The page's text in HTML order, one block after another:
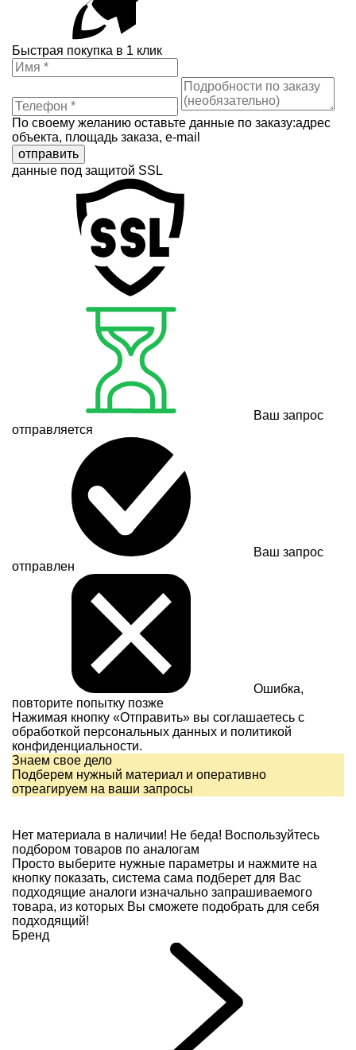
Быстрая покупка в 1 клик
По своему желанию оставьте данные по заказу:адрес
объекта, площадь заказа, e-mail
отправить
данные под защитой SSL
Ваш запрос
отправляется
Ваш запрос
отправлен
Ошибка,
повторите попытку позже
Нажимая кнопку «Отправить» вы соглашаетесь с
обработкой персональных данных и политикой
конфиденциальности.
Знаем свое дело
Подберем нужный материал и оперативно
отреагируем на ваши запросы
Нет материала в наличии! Не беда! Воспользуйтесь
подбором товаров по аналогам
Просто выберите нужные параметры и нажмите на
кнопку показать, система сама подберет для Вас
подходящие аналоги изначально запрашиваемого
товара, из которых Вы сможете подобрать для себя
подходящий!
Бренд